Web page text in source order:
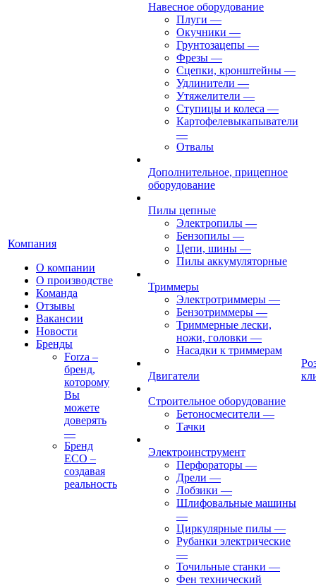
Компания
О компании
О производстве
Команда
Отзывы
Вакансии
Новости
Бренды
Forza –
бренд,
которому
Вы
можете
доверять
—
Бренд
ECO –
создавая
реальность
Навесное оборудование
Плуги —
Окучники —
Грунтозацепы —
Фрезы —
Сцепки, кронштейны —
Удлинители —
Утяжелители —
Ступицы и колеса —
Картофелевыкапыватели
—
Отвалы
Дополнительное, прицепное
оборудование
Пилы цепные
Электропилы —
Бензопилы —
Цепи, шины —
Пилы аккумуляторные
Триммеры
Электротриммеры —
Бензотриммеры —
Триммерные лески,
ножи, головки —
Насадки к триммерам
Двигатели
Строительное оборудование
Бетоносмесители —
Тачки
Электроинструмент
Перфораторы —
Дрели —
Лобзики —
Шлифовальные машины
—
Циркулярные пилы —
Рубанки электрические
—
Точильные станки —
Фен технический